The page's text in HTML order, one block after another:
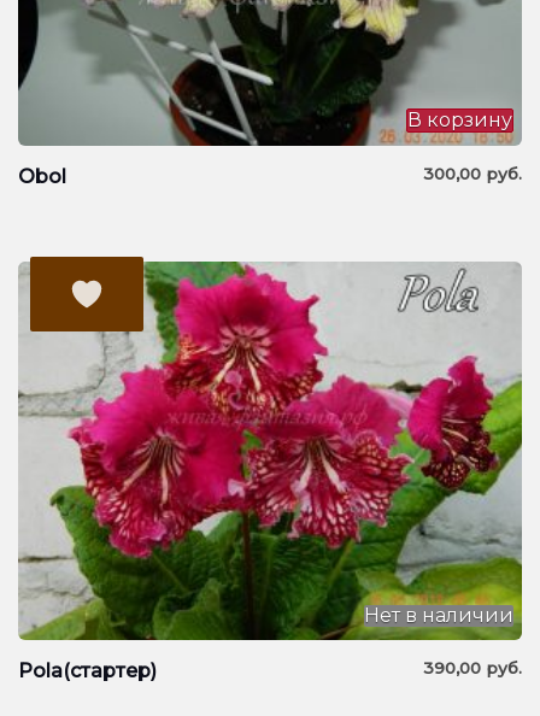
Obol 300,00 руб.
В корзину
Pola(стартер) 390,00 руб.
Нет в наличии